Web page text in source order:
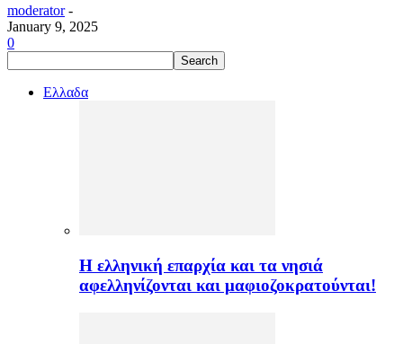
moderator -
January 9, 2025
0
Ελλαδα
H ελληνική επαρχία και τα νησιά
αφελληνίζονται και μαφιοζοκρατούνται!